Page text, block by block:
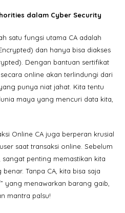
dalam Cyber Security
satu fungsi utama CA adalah
dan hanya bisa diakses
Dengan bantuan sertifikat
online akan terlindungi dari
punya niat jahat. Kita tentu
maya yang mencuri data kita,
Online CA juga berperan krusial
saat transaksi online. Sebelum
penting memastikan kita
Tanpa CA, kita bisa saja
yang menawarkan barang gaib,
mantra palsu!